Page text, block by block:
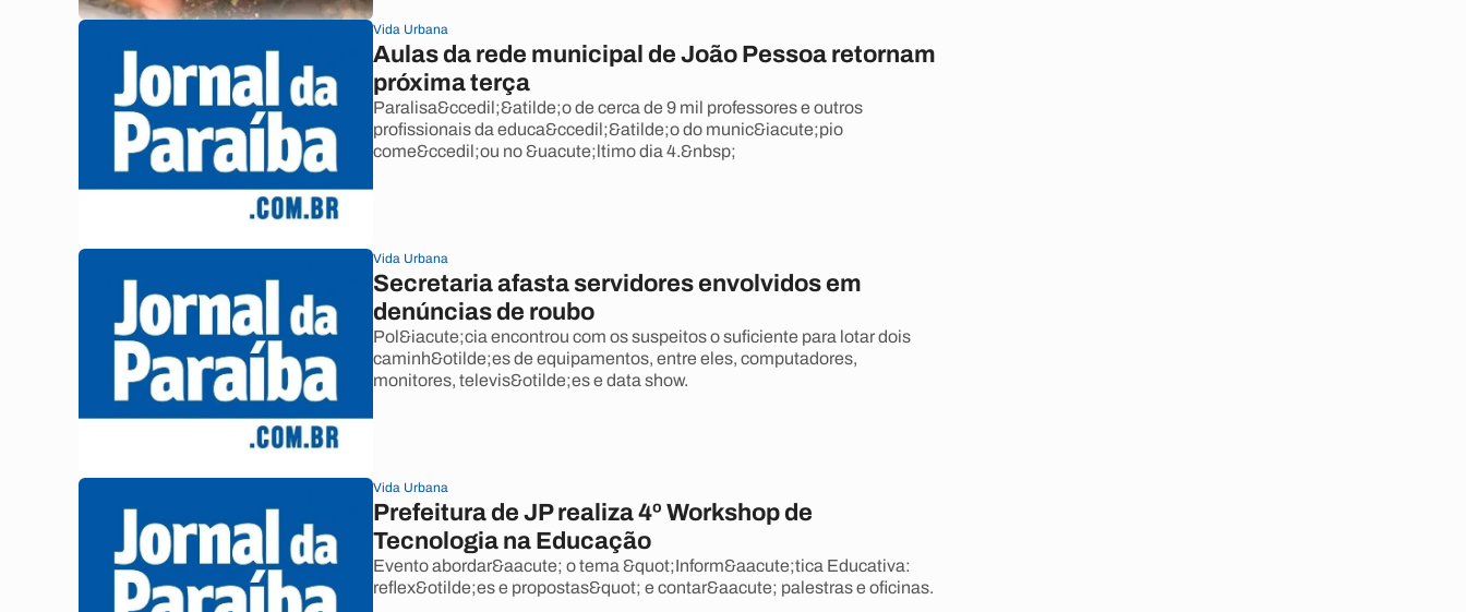
Vida Urbana
Aulas da rede municipal de João Pessoa retornam
próxima terça
Paralisa&ccedil;&atilde;o de cerca de 9 mil professores e outros
profissionais da educa&ccedil;&atilde;o do munic&iacute;pio
come&ccedil;ou no &uacute;ltimo dia 4.&nbsp;
Vida Urbana
Secretaria afasta servidores envolvidos em
denúncias de roubo
Pol&iacute;cia encontrou com os suspeitos o suficiente para lotar dois
caminh&otilde;es de equipamentos, entre eles, computadores,
monitores, televis&otilde;es e data show.
Vida Urbana
Prefeitura de JP realiza 4º Workshop de
Tecnologia na Educação
Evento abordar&aacute; o tema &quot;Inform&aacute;tica Educativa:
reflex&otilde;es e propostas&quot; e contar&aacute; palestras e oficinas.